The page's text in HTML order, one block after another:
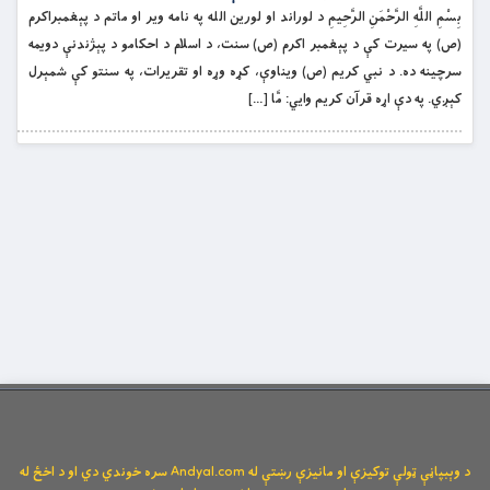
بِسْمِ اللَّهِ الرَّحْمَنِ الرَّحِيمِ د لوراند او لورین الله په نامه ویر او ماتم د پېغمبراکرم
(ص) په سيرت کې د پېغمبر اکرم (ص) سنت، د اسلام د احکامو د پېژندنې دويمه
سرچينه ده. د نبي کريم (ص) ويناوې، کړه وړه او تقريرات، په سنتو کې شمېرل
کېږي. په دې اړه قرآن کريم وايي: مَّا […]
د وېبپاڼې ټولې توکیزې او مانیزې رښتې له Andyal.com سره خوندي دي او د اخځ له